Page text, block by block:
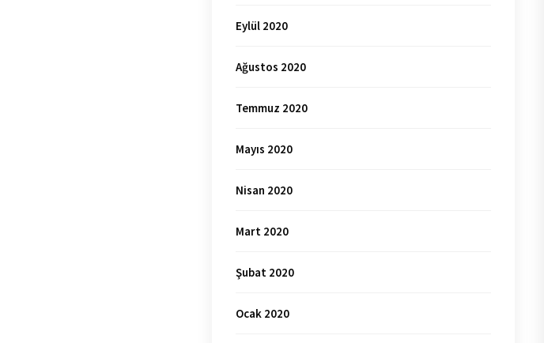
Eylül 2020
Ağustos 2020
Temmuz 2020
Mayıs 2020
Nisan 2020
Mart 2020
Şubat 2020
Ocak 2020